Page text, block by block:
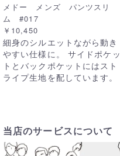
メドー メンズ パンツスリ
ム #017
￥10,450
細身のシルエットながら動き
やすい仕様に。 サイドポケッ
トとバックポケットにはスト
ライプ生地を配しています。
当店のサービスについて